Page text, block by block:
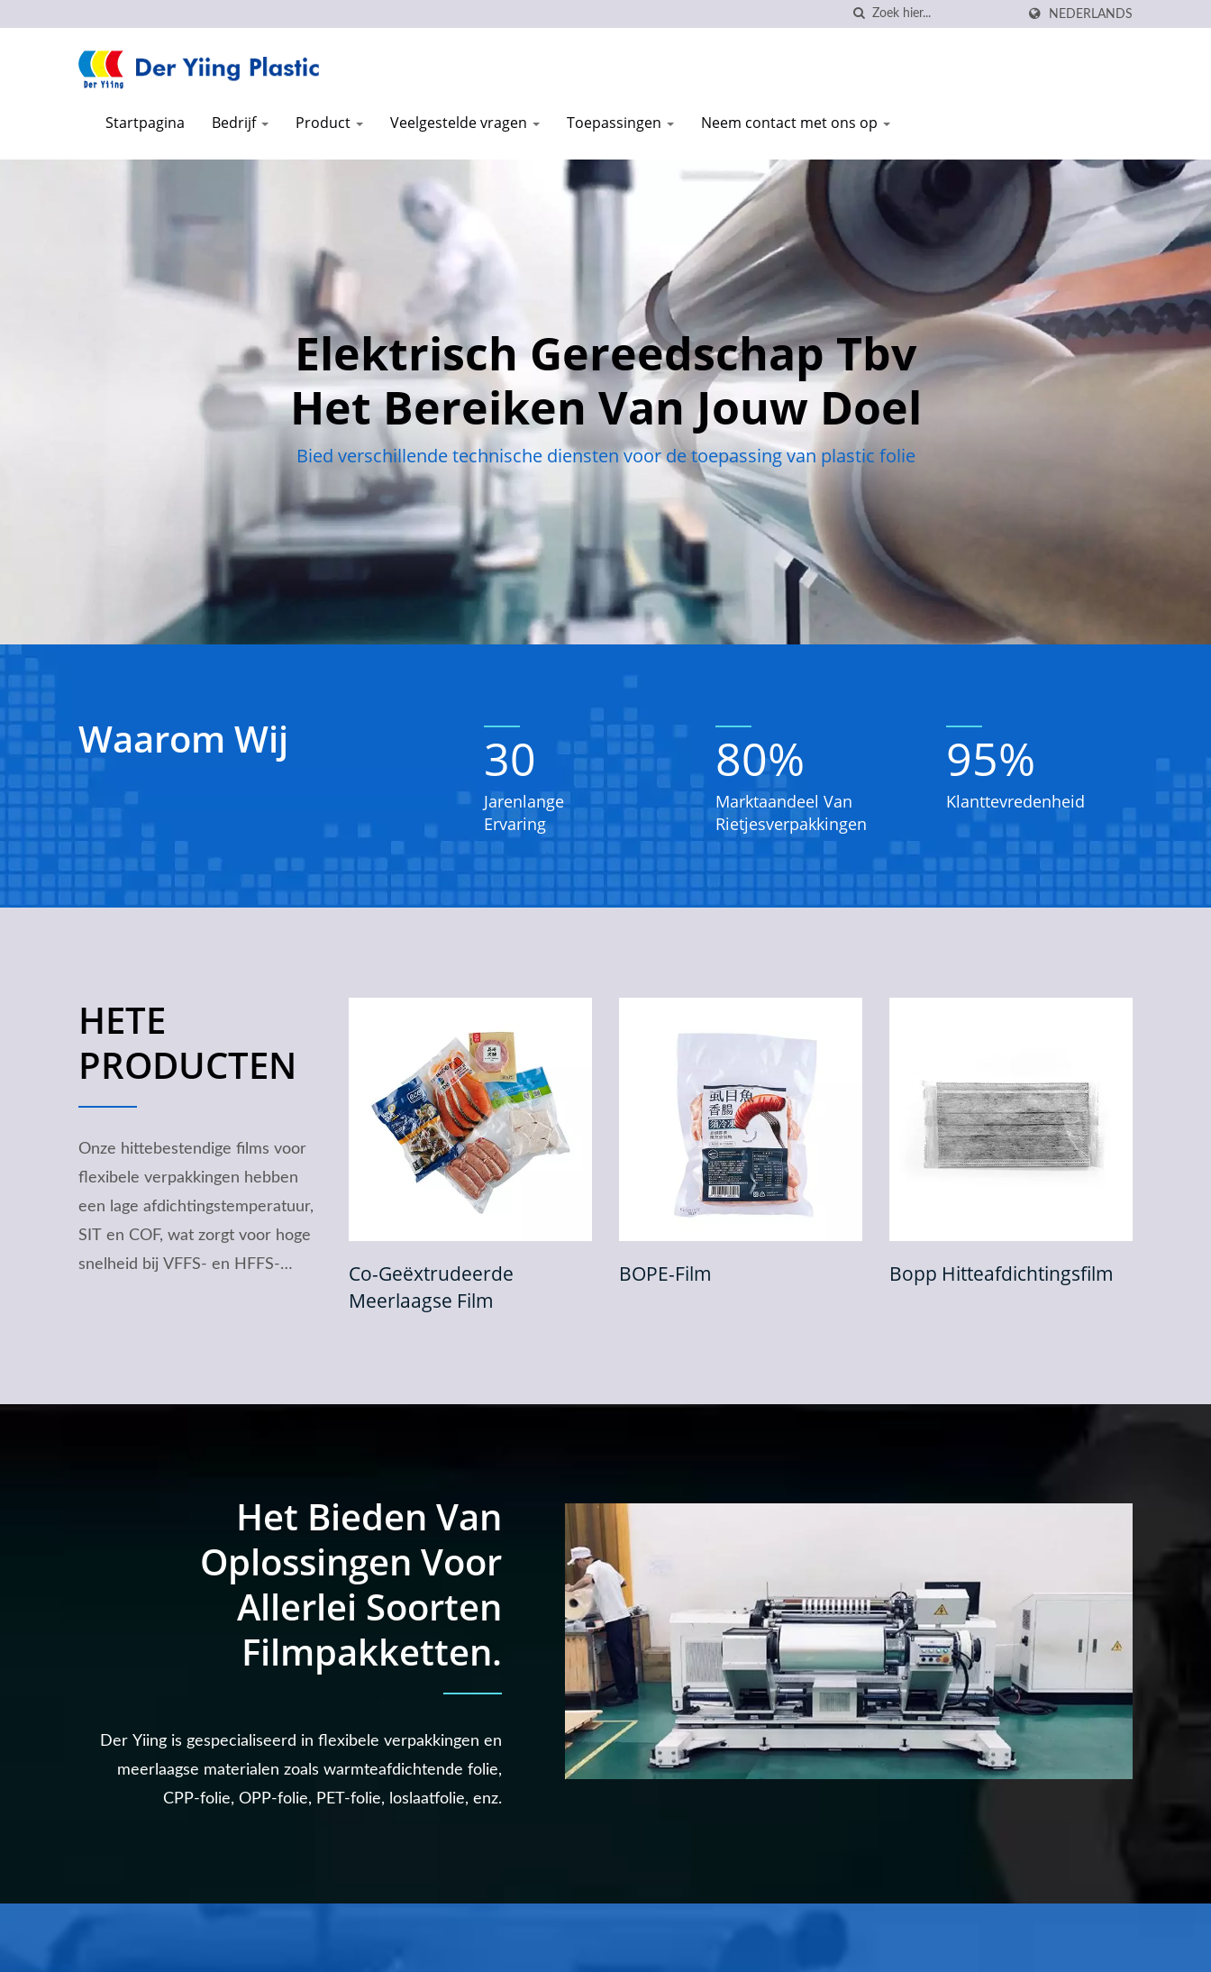
NEDERLANDS
Startpagina Bedrijf Product Veelgestelde vragen Toepassingen Neem contact met ons op
Elektrisch Gereedschap Tbv
Het Bereiken Van Jouw Doel
Bied verschillende technische diensten voor de toepassing van plastic folie
Waarom Wij 30
Jarenlange
Ervaring
80%
Marktaandeel Van
Rietjesverpakkingen
95%
Klanttevredenheid
HETE
PRODUCTEN
Onze hittebestendige films voor
flexibele verpakkingen hebben
een lage afdichtingstemperatuur,
SIT en COF, wat zorgt voor hoge
snelheid bij VFFS- en HFFS-
Co-Geëxtrudeerde
BOPE-Film Bopp Hitteafdichtingsfilm Bandfilm
Het Bieden Van
Oplossingen Voor
Allerlei Soorten
Filmpakketten.
Der Yiing is gespecialiseerd in flexibele verpakkingen en
meerlaagse materialen zoals warmteafdichtende folie,
CPP-folie, OPP-folie, PET-folie, loslaatfolie, enz.